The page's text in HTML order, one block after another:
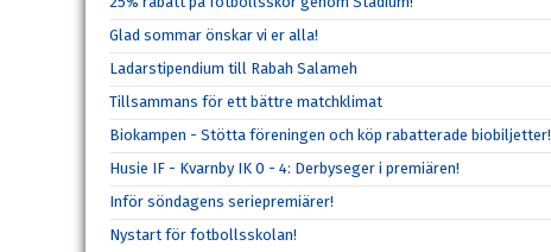
Glad sommar önskar vi er alla!
Ladarstipendium till Rabah Salameh
Tillsammans för ett bättre matchklimat
Biokampen - Stötta föreningen och köp rabatterade biobiljetter!
Husie IF - Kvarnby IK 0 - 4: Derbyseger i premiären!
Inför söndagens seriepremiärer!
Nystart för fotbollsskolan!